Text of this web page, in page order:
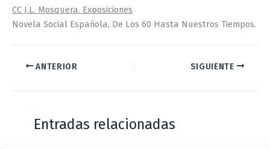
CC J.L. Mosquera. Exposiciones
Novela Social Española, De Los 60 Hasta Nuestros Tiempos.
ANTERIOR SIGUIENTE
Entradas relacionadas